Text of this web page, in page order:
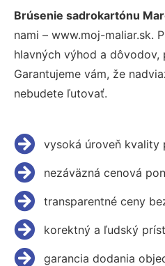
Brúsenie sadrokartónu
nami – www.moj-maliar.sk.
hlavných výhod a dôvodov,
Garantujeme vám, že
nebudete ľutovať.
vysoká úroveň kvality
nezáväzná cenová
transparentné ceny
korektný a ľudský
garancia dodania